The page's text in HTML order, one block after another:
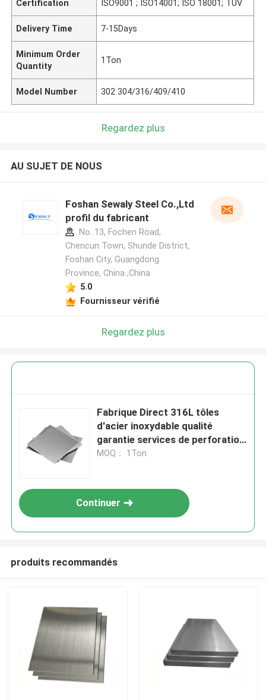
Certification ISO9001 ; ISO14001; ISO 18001; TUV
Delivery Time 7-15Days
Minimum Order
Quantity
1Ton
Model Number 302 304/316/409/410
Regardez plus
AU SUJET DE NOUS
Foshan Sewaly Steel Co.,Ltd
profil du fabricant
No. 13, Fochen Road,
Chencun Town, Shunde District,
Foshan City, Guangdong
Province, China ,China
5.0
Fournisseur vérifié
Regardez plus
Fabrique Direct 316L tôles
d'acier inoxydable qualité
garantie services de perforation
de flexion laminé à froid EN 3mm
MOQ： 1Ton
Continuer
produits recommandés